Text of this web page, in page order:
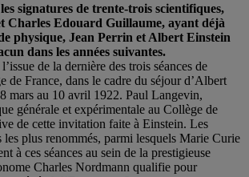
signatures de trente-trois scientifiques,
Charles Edouard Guillaume, ayant déjà
physique, Jean Perrin et Albert Einstein
dans les années suivantes.
de la dernière des trois séances de
de France, dans le cadre du séjour d’Albert
mars au 10 avril 1922. Paul Langevin,
générale et expérimentale au Collège de
de cette invitation faite à Einstein. Les
les plus renommés, parmi lesquels Marie Curie
à ces séances au sein de la prestigieuse
Charles Nordmann qualifie pour